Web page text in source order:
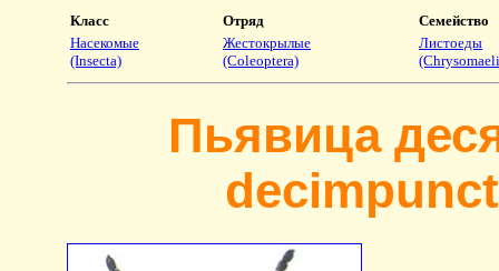
Класс Отряд
Семейство
Насекомые
(Insecta)
Жестокрылые
(Coleoptera)
Листоеды
Пьявица